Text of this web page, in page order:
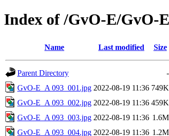
Index of /GvO-E/GvO-
Name Last modified Size
Parent Directory
-
GvO-E_A 093_001.jpg 2022-08-19 11:36 749K
GvO-E_A 093_002.jpg 2022-08-19 11:36 459K
GvO-E_A 093_003.jpg 2022-08-19 11:36 1.6M
GvO-E_A 093_004.jpg 2022-08-19 11:36 1.2M